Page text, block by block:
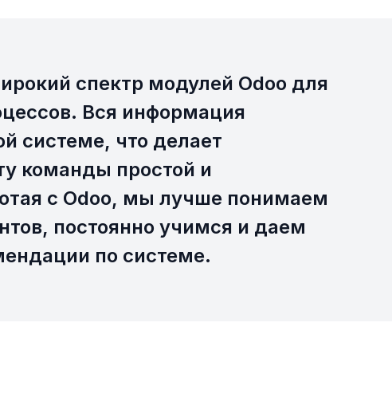
спектр модулей Odoo для
Вся информация
системе, что делает
команды простой и
с Odoo, мы лучше понимаем
постоянно учимся и даем
по системе.